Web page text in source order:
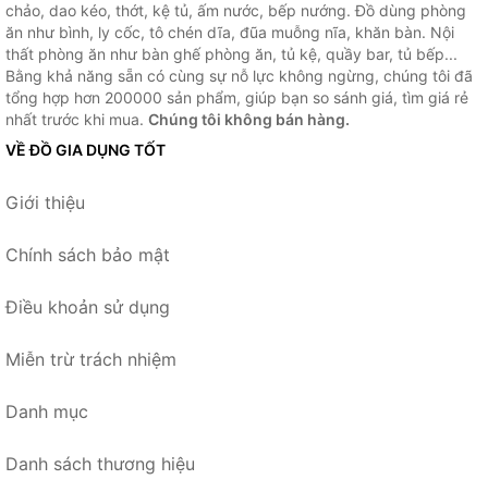
chảo, dao kéo, thớt, kệ tủ, ấm nước, bếp nướng. Đồ dùng phòng
ăn như bình, ly cốc, tô chén dĩa, đũa muỗng nĩa, khăn bàn. Nội
thất phòng ăn như bàn ghế phòng ăn, tủ kệ, quầy bar, tủ bếp...
Bằng khả năng sẵn có cùng sự nỗ lực không ngừng, chúng tôi đã
tổng hợp hơn 200000 sản phẩm, giúp bạn so sánh giá, tìm giá rẻ
nhất trước khi mua. Chúng tôi không bán hàng.
VỀ ĐỒ GIA DỤNG TỐT
Giới thiệu
Chính sách bảo mật
Điều khoản sử dụng
Miễn trừ trách nhiệm
Danh mục
Danh sách thương hiệu